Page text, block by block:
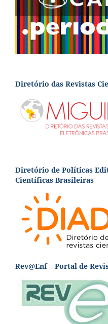
Diretório das Revistas
Diretório de Políticas
Científicas Brasileiras
Rev@Enf – Portal de